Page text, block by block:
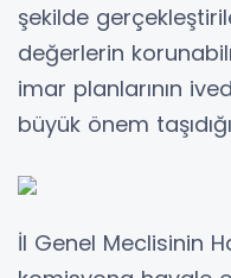
şekilde
değerlerin
imar planlarının
büyük önem
İl Genel Meclisinin